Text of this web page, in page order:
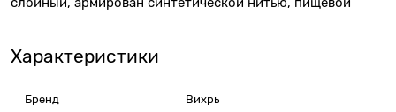
слойный, армирован синтетической нитью, пищевой
Характеристики
Бренд Вихрь